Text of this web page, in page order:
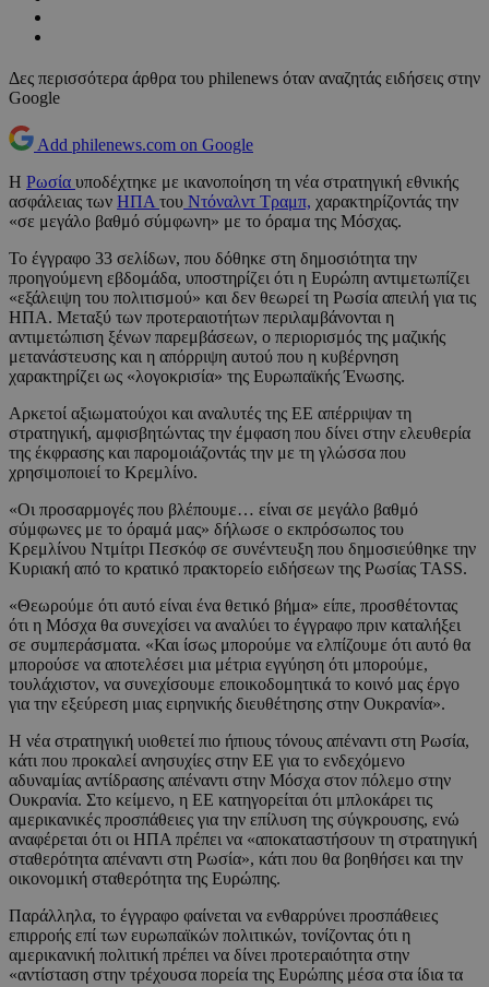
Δες περισσότερα άρθρα του philenews όταν αναζητάς ειδήσεις στην
Google
Add philenews.com on Google
Η Ρωσία υποδέχτηκε με ικανοποίηση τη νέα στρατηγική εθνικής
ασφάλειας των ΗΠΑ του Ντόναλντ Τραμπ, χαρακτηρίζοντάς την
«σε μεγάλο βαθμό σύμφωνη» με το όραμα της Μόσχας.
Το έγγραφο 33 σελίδων, που δόθηκε στη δημοσιότητα την
προηγούμενη εβδομάδα, υποστηρίζει ότι η Ευρώπη αντιμετωπίζει
«εξάλειψη του πολιτισμού» και δεν θεωρεί τη Ρωσία απειλή για τις
ΗΠΑ. Μεταξύ των προτεραιοτήτων περιλαμβάνονται η
αντιμετώπιση ξένων παρεμβάσεων, ο περιορισμός της μαζικής
μετανάστευσης και η απόρριψη αυτού που η κυβέρνηση
χαρακτηρίζει ως «λογοκρισία» της Ευρωπαϊκής Ένωσης.
Αρκετοί αξιωματούχοι και αναλυτές της ΕΕ απέρριψαν τη
στρατηγική, αμφισβητώντας την έμφαση που δίνει στην ελευθερία
της έκφρασης και παρομοιάζοντάς την με τη γλώσσα που
χρησιμοποιεί το Κρεμλίνο.
«Οι προσαρμογές που βλέπουμε… είναι σε μεγάλο βαθμό
σύμφωνες με το όραμά μας» δήλωσε ο εκπρόσωπος του
Κρεμλίνου Ντμίτρι Πεσκόφ σε συνέντευξη που δημοσιεύθηκε την
Κυριακή από το κρατικό πρακτορείο ειδήσεων της Ρωσίας TASS.
«Θεωρούμε ότι αυτό είναι ένα θετικό βήμα» είπε, προσθέτοντας
ότι η Μόσχα θα συνεχίσει να αναλύει το έγγραφο πριν καταλήξει
σε συμπεράσματα. «Και ίσως μπορούμε να ελπίζουμε ότι αυτό θα
μπορούσε να αποτελέσει μια μέτρια εγγύηση ότι μπορούμε,
τουλάχιστον, να συνεχίσουμε εποικοδομητικά το κοινό μας έργο
για την εξεύρεση μιας ειρηνικής διευθέτησης στην Ουκρανία».
Η νέα στρατηγική υιοθετεί πιο ήπιους τόνους απέναντι στη Ρωσία,
κάτι που προκαλεί ανησυχίες στην ΕΕ για το ενδεχόμενο
αδυναμίας αντίδρασης απέναντι στην Μόσχα στον πόλεμο στην
Ουκρανία. Στο κείμενο, η ΕΕ κατηγορείται ότι μπλοκάρει τις
αμερικανικές προσπάθειες για την επίλυση της σύγκρουσης, ενώ
αναφέρεται ότι οι ΗΠΑ πρέπει να «αποκαταστήσουν τη στρατηγική
σταθερότητα απέναντι στη Ρωσία», κάτι που θα βοηθήσει και την
οικονομική σταθερότητα της Ευρώπης.
Παράλληλα, το έγγραφο φαίνεται να ενθαρρύνει προσπάθειες
επιρροής επί των ευρωπαϊκών πολιτικών, τονίζοντας ότι η
αμερικανική πολιτική πρέπει να δίνει προτεραιότητα στην
«αντίσταση στην τρέχουσα πορεία της Ευρώπης μέσα στα ίδια τα